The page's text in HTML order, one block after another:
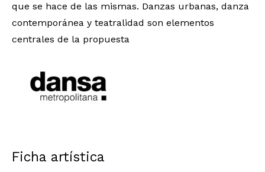
que se hace de las mismas. Danzas urbanas, danza
contemporánea y teatralidad son elementos
centrales de la propuesta
Ficha artística